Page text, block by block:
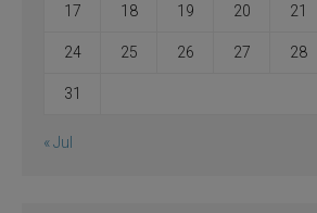
17 18 19 20 21
24 25 26 27 28
31
« Jul